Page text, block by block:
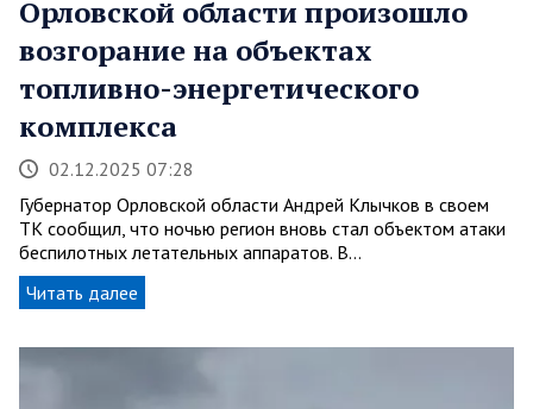
Орловской области произошло
возгорание на объектах
топливно-энергетического
комплекса
02.12.2025 07:28
Губернатор Орловской области Андрей Клычков в своем
TК сообщил, что ночью регион вновь стал объектом атаки
беспилотных летательных аппаратов. В…
Читать далее